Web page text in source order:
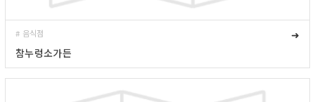
# 음식점
➜
참누렁소가든